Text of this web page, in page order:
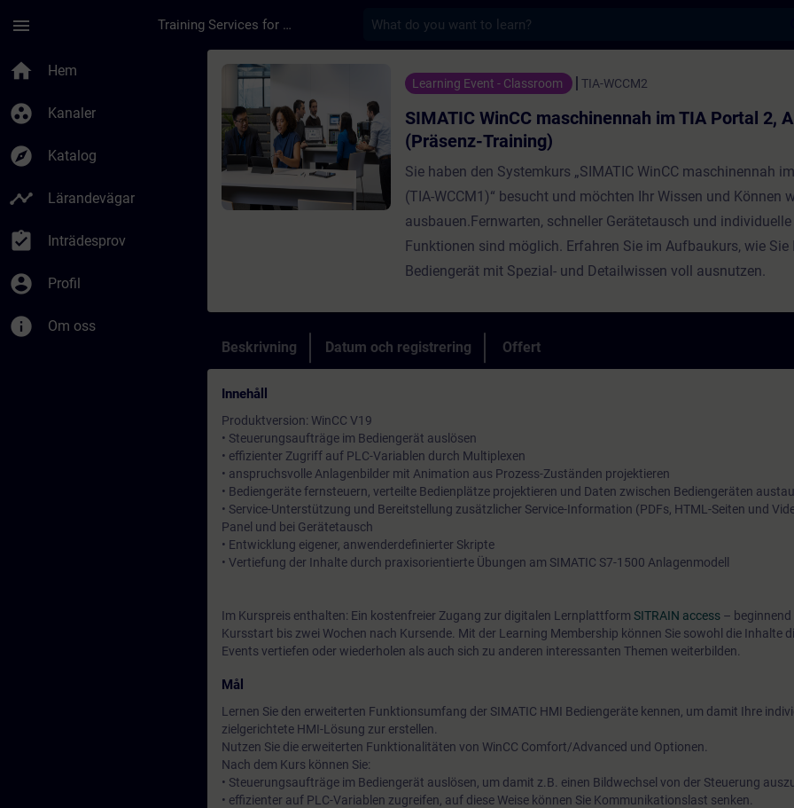
menu Training Services for Digital Industries
home Hem
group_work Kanaler
explore Katalog
timeline Lärandevägar
assignment_turned_in Inträdesprov
account_circle Profil
info Om oss
Kurs - SIMATIC WinCC maschinennah im TIA Portal 2,
Learning Event - Classroom TIA-WCCM2
SIMATIC WinCC maschinennah im TIA Portal 2,
(Präsenz-Training)
Sie haben den Systemkurs „SIMATIC WinCC maschinennah
(TIA-WCCM1)“ besucht und möchten Ihr Wissen und Können
ausbauen.Fernwarten, schneller Gerätetausch und individuelle
Funktionen sind möglich. Erfahren Sie im Aufbaukurs, wie Sie
Bediengerät mit Spezial- und Detailwissen voll ausnutzen.
Beskrivning Datum och registrering Offert
Innehåll
Produktversion: WinCC V19
• Steuerungsaufträge im Bediengerät auslösen
• effizienter Zugriff auf PLC-Variablen durch Multiplexen
• anspruchsvolle Anlagenbilder mit Animation aus Prozess-Zuständen projektieren
• Bediengeräte fernsteuern, verteilte Bedienplätze projektieren und Daten zwischen Bediengeräten
• Service-Unterstützung und Bereitstellung zusätzlicher Service-Information (PDFs, HTML-Seiten und
Panel und bei Gerätetausch
• Entwicklung eigener, anwenderdefinierter Skripte
• Vertiefung der Inhalte durch praxisorientierte Übungen am SIMATIC S7-1500 Anlagenmodell
Im Kurspreis enthalten: Ein kostenfreier Zugang zur digitalen Lernplattform SITRAIN access – beginnend
Kursstart bis zwei Wochen nach Kursende. Mit der Learning Membership können Sie sowohl die Inhalte
Events vertiefen oder wiederholen als auch sich zu anderen interessanten Themen weiterbilden.
Mål
Lernen Sie den erweiterten Funktionsumfang der SIMATIC HMI Bediengeräte kennen, um damit Ihre
zielgerichtete HMI-Lösung zur erstellen.
Nutzen Sie die erweiterten Funktionalitäten von WinCC Comfort/Advanced und Optionen.
Nach dem Kurs können Sie:
• Steuerungsaufträge im Bediengerät auslösen, um damit z.B. einen Bildwechsel von der Steuerung
• effizienter auf PLC-Variablen zugreifen, auf diese Weise können Sie Kommunikationslast senken.